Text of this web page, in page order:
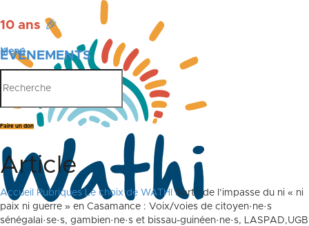
10 ans 🎉
ÉVÉNEMENTS
PUBLICATIONS
Menu
Faire un don
Article
Accueil Rubriques Le choix de WATHI
Sortir de l’impasse du ni « ni
paix ni guerre » en Casamance : Voix/voies de citoyen·ne·s
sénégalai·se·s, gambien·ne·s et bissau-guinéen·ne·s, LASPAD,UGB